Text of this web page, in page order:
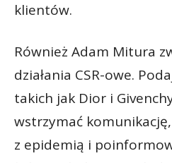
klientów.
Również Adam Mitura
działania CSR-owe.
takich jak Dior i
wstrzymać komunikację,
z epidemią i